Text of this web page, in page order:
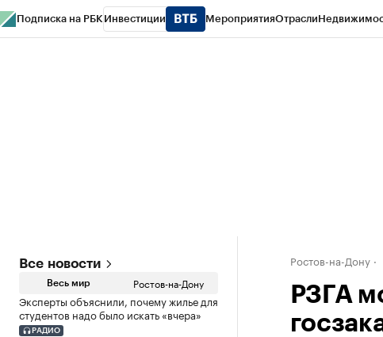
Подписка на РБК Инвестиции МероприятияОтрасли
Все новости
Весь мир Ростов-на-Дону
Эксперты объяснили, почему жилье для
студентов надо было искать «вчера»
РАДИО
Ростов-на-Дону
РЗГА